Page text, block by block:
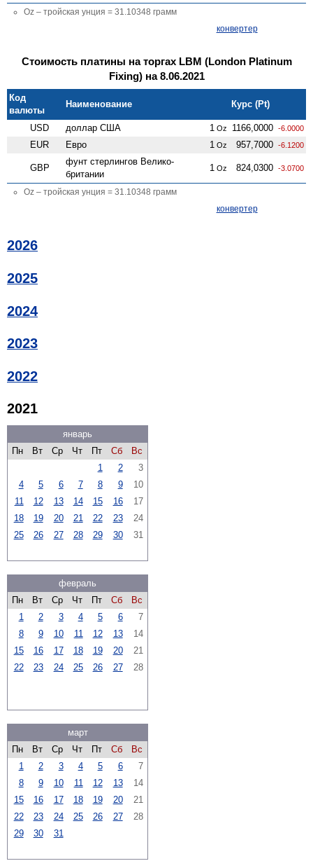
Oz – тройская унция = 31.10348 грамм
конвертер
Стоимость платины на торгах LBM (London Platinum
Fixing) на 8.06.2021
Код
валюты
Наименование Курс (Pt)
USD доллар США 1 Oz 1166,0000 -6.0000
EUR Евро 1 Oz 957,7000 -6.1200
GBP
фунт стерлингов Велико­
британии
1 Oz 824,0300 -3.0700
Oz – тройская унция = 31.10348 грамм
конвертер
2026
2025
2024
2023
2022
2021
январь
Пн
Вт Ср Чт Пт Сб
Вс
1
2
3
4
5 6 7 8 9
10
11
12 13 14 15 16
17
18
19 20 21 22 23
24
25
26 27 28 29 30 31
февраль
Пн
Вт Ср Чт Пт Сб
Вс
1
2 3 4 5 6
7
8
9 10 11 12 13
14
15
16 17 18 19 20
21
22
23 24 25 26 27 28
март
Пн
Вт Ср Чт Пт Сб
Вс
1
2 3 4 5 6
7
8
9 10 11 12 13
14
15
16 17 18 19 20
21
22
23 24 25 26 27
28
29
30 31